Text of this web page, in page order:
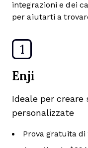
integrazioni e dei
per aiutarti a
1
Enji
Ideale per
personalizzate
Prova gratuita di